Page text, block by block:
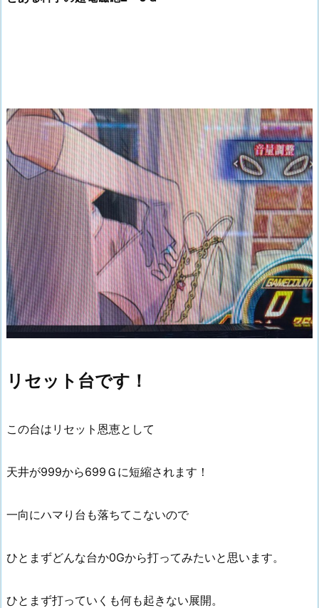
リセット台です！
この台はリセット恩恵として
天井が999から699Ｇに短縮されます！
一向にハマり台も落ちてこないので
ひとまずどんな台か0Gから打ってみたいと思います。
ひとまず打っていくも何も起きない展開。